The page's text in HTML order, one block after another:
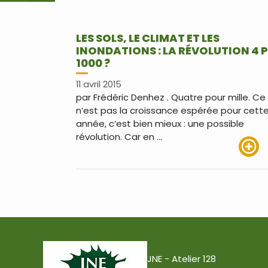
LES SOLS, LE CLIMAT ET LES
INONDATIONS : LA RÉVOLUTION 4 P
1000 ?
11 avril 2015
par Frédéric Denhez . Quatre pour mille. Ce
n’est pas la croissance espérée pour
année, c’est bien mieux : une possible
révolution. Car en …
JNE - Atelier 128